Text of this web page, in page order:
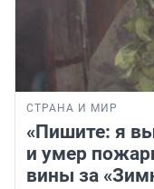
СТРАНА И МИР
«Пишите: я
и умер
вины за